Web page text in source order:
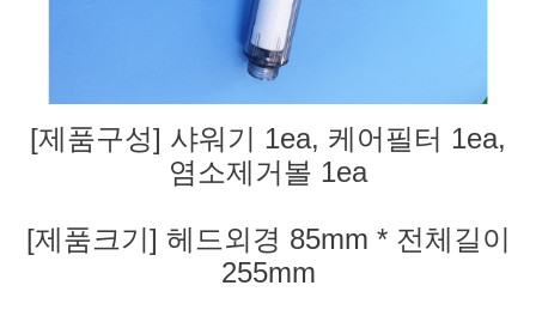
[제품구성] 샤워기 1ea, 케어필터 1ea,
염소제거볼 1ea
[제품크기] 헤드외경 85mm * 전체길이
255mm